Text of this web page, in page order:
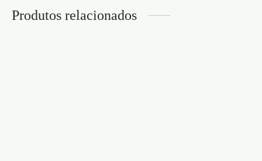
Produtos relacionados